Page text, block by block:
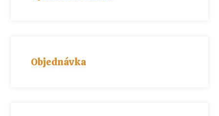
Objednávka